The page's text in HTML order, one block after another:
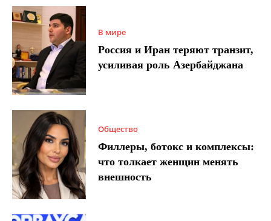
В мире
Россия и Иран теряют транзит,
усиливая роль Азербайджана
Общество
Филлеры, ботокс и комплексы:
что толкает женщин менять
внешность